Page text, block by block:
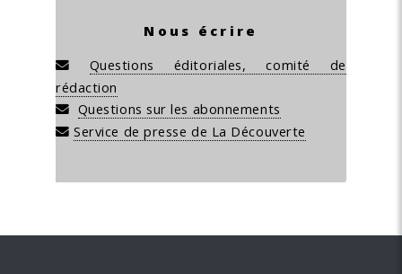
Nous écrire
Questions éditoriales, comité de
rédaction
Questions sur les abonnements
Service de presse de La Découverte